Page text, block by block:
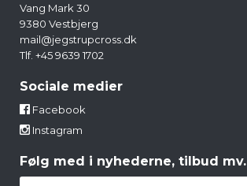
Vang Mark 30
9380 Vestbjerg
mail@jegstrupcross.dk
Tlf. +45 9639 1702
Sociale medier
Facebook
Instagram
Følg med i nyhederne, tilbud mv.